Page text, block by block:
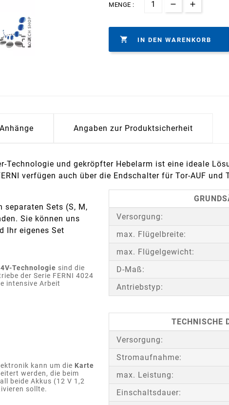

MENGE :
 IN DEN WARENKORB
Anhänge Angaben zur Produktsicherheit
Technologie und gekröpfter Hebelarm ist eine ideale
verfügen auch über die Endschalter für Tor-AUF und
separaten Sets (S, M,
Sie können uns
Ihr eigenes Set
Technologie sind die
der Serie FERNI 4024
intensive Arbeit
kann um die Karte
werden, die beim
beide Akkus (12 V 1,2
sollte.
Versorgung:
max. Flügelbreite:
max. Flügelgewicht:
D-Maß:
Antriebstyp:
TECHNISCHE
Versorgung:
Stromaufnahme:
max. Leistung:
Einschaltsdauer: